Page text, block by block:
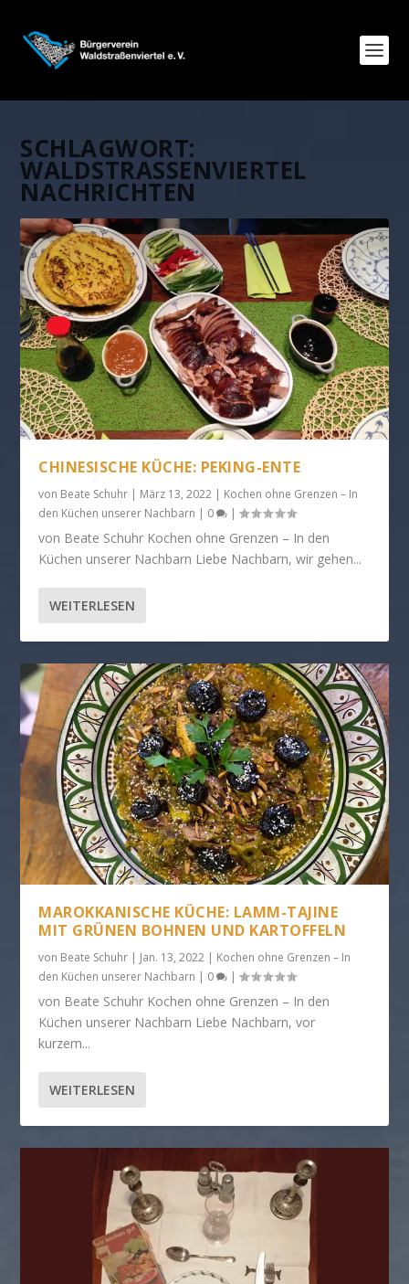
SCHLAGWORT:
WALDSTRASSENVIERTEL N
ACHRICHTEN
CHINESISCHE KÜCHE: PEKING-ENTE
von Beate Schuhr | März 13, 2022 | Kochen ohne Grenzen – In
den Küchen unserer Nachbarn | 0 |
von Beate Schuhr Kochen ohne Grenzen – In den
Küchen unserer Nachbarn Liebe Nachbarn, wir gehen...
WEITERLESEN
MAROKKANISCHE KÜCHE: LAMM-TAJINE
MIT GRÜNEN BOHNEN UND KARTOFFELN
von Beate Schuhr | Jan. 13, 2022 | Kochen ohne Grenzen – In
den Küchen unserer Nachbarn | 0 |
von Beate Schuhr Kochen ohne Grenzen – In den
Küchen unserer Nachbarn Liebe Nachbarn, vor
kurzem...
WEITERLESEN